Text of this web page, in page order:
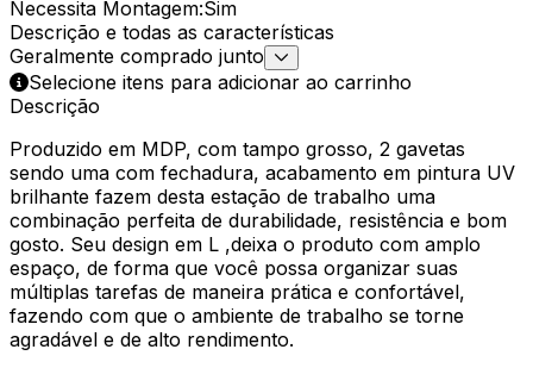
Necessita Montagem:Sim
Descrição e todas as características
Geralmente comprado junto
Selecione itens para adicionar ao carrinho
Descrição
Produzido em MDP, com tampo grosso, 2 gavetas
sendo uma com fechadura, acabamento em pintura UV
brilhante fazem desta estação de trabalho uma
combinação perfeita de durabilidade, resistência e bom
gosto. Seu design em L ,deixa o produto com amplo
espaço, de forma que você possa organizar suas
múltiplas tarefas de maneira prática e confortável,
fazendo com que o ambiente de trabalho se torne
agradável e de alto rendimento.